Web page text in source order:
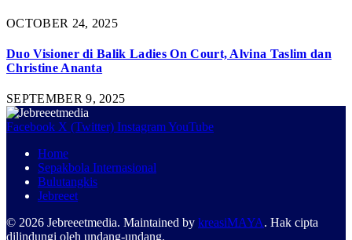
OCTOBER 24, 2025
Duo Visioner di Balik Ladies On Court, Alvina Taslim dan
Christine Ananta
SEPTEMBER 9, 2025
Facebook X (Twitter) InstagramYouTube
Home
Sepakbola Internasional
Bulutangkis
Jebreeet
© 2026 Jebreeetmedia. Maintained by kreasiMAYA. Hak cipta
dilindungi oleh undang-undang.